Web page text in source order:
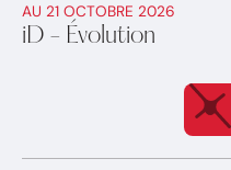
AU 21 OCTOBRE 2026
iD - Évolution